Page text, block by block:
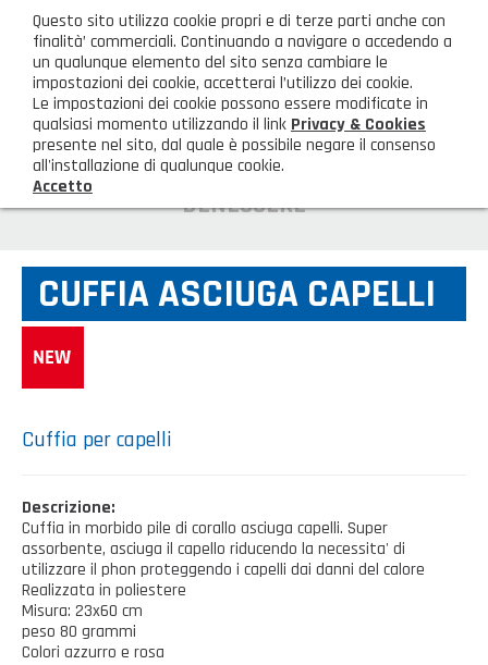
AREA CLIENTI
HOME
Chi siamo
GAMMA PRODOTTI
Illuminazione
Igienizzanti-mascherine-guanti
Borse, cesti e trolley
Casalinghi Pulizia
Benessere e tempo libero
Giardinaggio e Ferramenta
PRODOTTI NOVITÀ
Richiesta Informazioni
Dove siamo
NOVITÀ ED EVENTI
FAQ
CATALOGHI
BENESSERE
CUFFIA ASCIUGA CAPELLI
Cuffia per capelli
Descrizione:
Cuffia in morbido pile di corallo asciuga capelli. Super
assorbente, asciuga il capello riducendo la necessita' di
utilizzare il phon proteggendo i capelli dai danni del calore
Realizzata in poliestere
Misura: 23x60 cm
peso 80 grammi
Colori azzurro e rosa
Questo sito utilizza cookie propri e di terze parti anche con
finalità’ commerciali. Continuando a navigare o accedendo a
un qualunque elemento del sito senza cambiare le
impostazioni dei cookie, accetterai l’utilizzo dei cookie.
Le impostazioni dei cookie possono essere modificate in
qualsiasi momento utilizzando il link Privacy & Cookies
presente nel sito, dal quale è possibile negare il consenso
all'installazione di qualunque cookie.
Accetto